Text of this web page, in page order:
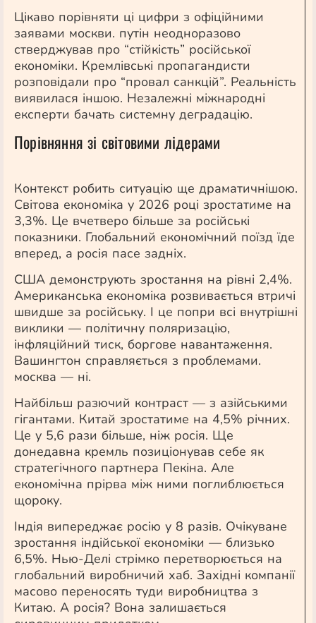
Цікаво порівняти ці цифри з офіційними
заявами москви. путін неодноразово
стверджував про “стійкість” російської
економіки. Кремлівські пропагандисти
розповідали про “провал санкцій”. Реальність
виявилася іншою. Незалежні міжнародні
експерти бачать системну деградацію.
Порівняння зі світовими лідерами
Контекст робить ситуацію ще драматичнішою.
Світова економіка у 2026 році зростатиме на
3,3%. Це вчетверо більше за російські
показники. Глобальний економічний поїзд їде
вперед, а росія пасе задніх.
США демонструють зростання на рівні 2,4%.
Американська економіка розвивається втричі
швидше за російську. І це попри всі внутрішні
виклики — політичну поляризацію,
інфляційний тиск, боргове навантаження.
Вашингтон справляється з проблемами.
москва — ні.
Найбільш разючий контраст — з азійськими
гігантами. Китай зростатиме на 4,5% річних.
Це у 5,6 рази більше, ніж росія. Ще
донедавна кремль позиціонував себе як
стратегічного партнера Пекіна. Але
економічна прірва між ними поглиблюється
щороку.
Індія випереджає росію у 8 разів. Очікуване
зростання індійської економіки — близько
6,5%. Нью-Делі стрімко перетворюється на
глобальний виробничий хаб. Західні компанії
масово переносять туди виробництва з
Китаю. А росія? Вона залишається